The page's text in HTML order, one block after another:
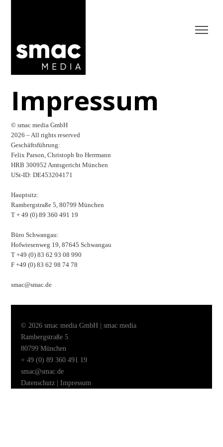
Impressum
© smac media GmbH
2026 – All rights reserved
Geschäftsführung:
Felix Parson, Christoph Ito Herrmann
HRB 300952 Amtsgericht München
USt-ID:DE453204171
Hauptsitz:
Rambergstraße 5, 80799 München
T + 49 (0) 89 360 491 19
Büro Schwangau:
Hofwiesenweg 19, 87645 Schwangau
T +49 (0) 83 62 93 08 990
F +49 (0) 83 62 98 74 78
smac@smac.de
© 2026 smac media GmbH | smac media
Rambergstraße 5
80799 München
+ 49 (0) 89 360 491 19
smac@smac.de
Datenschutz |Impressum